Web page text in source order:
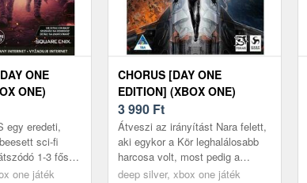
ONE
ONE)
egy eredeti,
sci-fi
1-3 fős,
one játék
CHORUS [DAY ONE
EDITION] (XBOX ONE)
3 990 Ft
Átveszi az irányítást Nara felett,
aki egykor a Kör leghalálosabb
harcosa volt, most pedig a
legkeresettebb szökevény, hogy
deep silver, xbox one játék